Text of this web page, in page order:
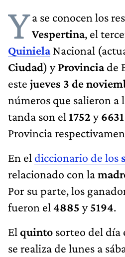
Ya se conocen los
Vespertina, el
Quiniela Nacional
Ciudad) yProvinciade
este jueves 3 de
números que salieron a
tanda son el 1752y6631
Provincia
En el diccionario de los
relacionado con la
Por su parte, los
fueron el 4885 y5194.
El quinto sorteo del día
se realiza de lunes a